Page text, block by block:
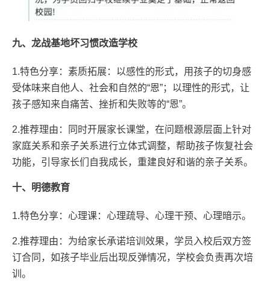
九、龙战基地坏习惯改造学校
1.特色分享：素质拓展：以感性的形式，用孩子的切身感
受体味来自他人、社会和自然的“恩”；以理性的形式，让
孩子感知来自痛苦、挫折和失败等的“恩”。
2.推荐理由：同时开展家长课堂，在问题根源层面上针对
家庭关系和亲子关系进行立体式调整，帮助孩子恢复社会
功能，引导家长们自我成长，重建良好和谐的亲子关系。
十、明德教育
1.特色分享：心理课：心理疏导、心理干预、心理暗示。
2.推荐理由：为给家长承诺培训效果，学员入校后双方签
订合同，如孩子毕业后出现反弹情况，学校会负责再次培
训。